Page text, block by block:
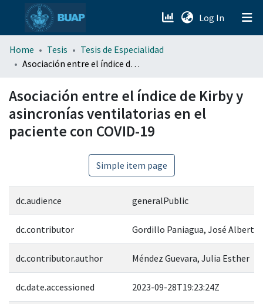
Log In (current)
menu.section.about_menu
Home Tesis
Tesis de Especialidad
Asociación entre el índice de Kirby y asincronías ventilatorias en el paciente con COVID-19
Asociación entre el índice de Kirby y
asincronías ventilatorias en el
paciente con COVID-19
Simple item page
dc.audience generalPublic
dc.contributor Gordillo Paniagua, José Alberto
dc.contributor.author Méndez Guevara, Julia Esther
dc.date.accessioned 2023-09-28T19:23:24Z